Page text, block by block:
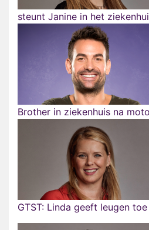
steunt Janine in het
Brother in ziekenhuis na
GTST: Linda geeft leugen